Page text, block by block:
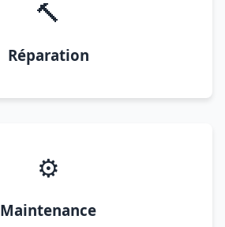
🔨
Réparation
⚙️
Maintenance